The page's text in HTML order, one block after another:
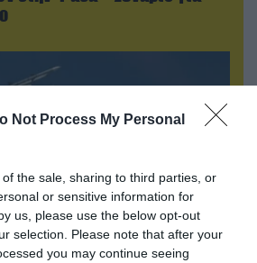
Not Process My Personal
the sale, sharing to third parties, or
or sensitive information for
us, please use the below opt-out
selection. Please note that after your
you may continue seeing